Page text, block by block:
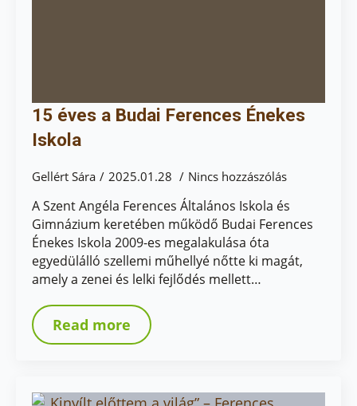
15 éves a Budai Ferences Énekes
Iskola
Gellért Sára 2025.01.28 Nincs hozzászólás
A Szent Angéla Ferences Általános Iskola és
Gimnázium keretében működő Budai Ferences
Énekes Iskola 2009-es megalakulása óta
egyedülálló szellemi műhellyé nőtte ki magát,
amely a zenei és lelki fejlődés mellett…
Read more